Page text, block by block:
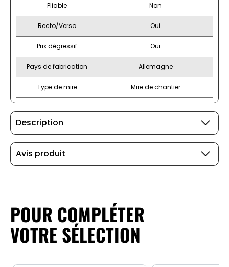
Pliable Non
Recto/Verso Oui
Prix dégressif Oui
Pays de fabrication Allemagne
Type de mire Mire de chantier
Description
Avis produit
POUR COMPLÉTER
VOTRE SÉLECTION